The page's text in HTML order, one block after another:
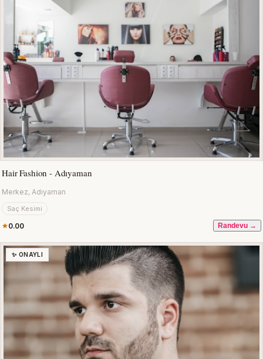
Hair Fashion - Adıyaman
Merkez, Adıyaman
Saç Kesimi
0.00 Randevu →
✨ ONAYLI